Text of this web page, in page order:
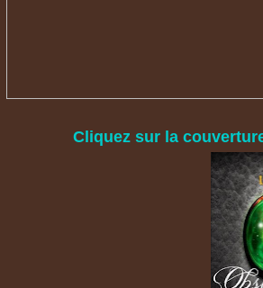
Cliquez sur la